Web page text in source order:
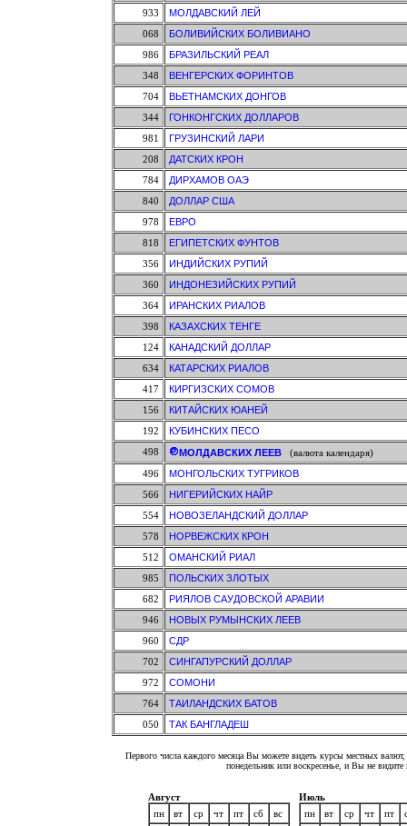
933
МОЛДАВСКИЙ ЛЕЙ
068
БОЛИВИЙСКИХ БОЛИВИАНО
986
БРАЗИЛЬСКИЙ РЕАЛ
348
ВЕНГЕРСКИХ ФОРИНТОВ
704
ВЬЕТНАМСКИХ ДОНГОВ
344
ГОНКОНГСКИХ ДОЛЛАРОВ
981
ГРУЗИНСКИЙ ЛАРИ
208
ДАТСКИХ КРОН
784
ДИРХАМОВ ОАЭ
840
ДОЛЛАР США
978
ЕВРО
818
ЕГИПЕТСКИХ ФУНТОВ
356
ИНДИЙСКИХ РУПИЙ
360
ИНДОНЕЗИЙСКИХ РУПИЙ
364
ИРАНСКИХ РИАЛОВ
398
КАЗАХСКИХ ТЕНГЕ
124
КАНАДСКИЙ ДОЛЛАР
634
КАТАРСКИХ РИАЛОВ
417
КИРГИЗСКИХ СОМОВ
156
КИТАЙСКИХ ЮАНЕЙ
192
КУБИНСКИХ ПЕСО
498
МОЛДАВСКИХ ЛЕЕВ(валюта календаря)
496
МОНГОЛЬСКИХ ТУГРИКОВ
566
НИГЕРИЙСКИХ НАЙР
554
НОВОЗЕЛАНДСКИЙ ДОЛЛАР
578
НОРВЕЖСКИХ КРОН
512
ОМАНСКИЙ РИАЛ
985
ПОЛЬСКИХ ЗЛОТЫХ
682
РИЯЛОВ САУДОВСКОЙ АРАВИИ
946
НОВЫХ РУМЫНСКИХ ЛЕЕВ
960
СДР
702
СИНГАПУРСКИЙ ДОЛЛАР
972
СОМОНИ
764
ТАИЛАНДСКИХ БАТОВ
050
ТАК БАНГЛАДЕШ
Первого числа каждого месяца Вы можете видеть курсы местных
понедельник или воскресенье, и Вы не
Август
пн
вт ср чт пт сб
вс
Июль
пн
вт ср чт пт